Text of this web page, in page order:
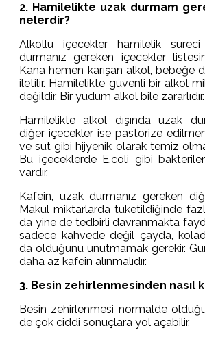
2. Hamilelikte uzak durmam
nelerdir?
Alkollü içecekler hamilelik
durmanız gereken içecekler
Kana hemen karışan alkol, bebeğe
iletilir. Hamilelikte güvenli bir alkol
değildir. Bir yudum alkol bile zararlıdır.
Hamilelikte alkol dışında uzak
diğer içecekler ise pastörize
ve süt gibi hijyenik olarak temiz
Bu içeceklerde E.coli gibi
vardır.
Kafein, uzak durmanız gereken
Makul miktarlarda tüketildiğinde
da yine de tedbirli davranmakta
sadece kahvede değil çayda,
da olduğunu unutmamak gerekir.
daha az kafein alınmalıdır.
3. Besin zehirlenmesinden nasıl
Besin zehirlenmesi normalde
de çok ciddi sonuçlara yol açabilir.